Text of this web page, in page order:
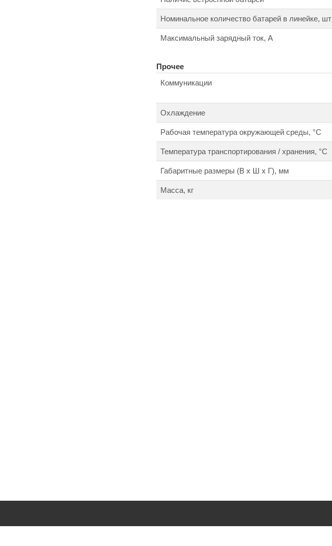
Номинальное количество батарей в линейке, шт
Максимальный зарядный ток, А
Прочее
Коммуникации
Охлаждение
Рабочая температура окружающей среды, °С
Температура транспортирования / хранения, °С
Габаритные размеры (В х Ш х Г), мм
Масса, кг